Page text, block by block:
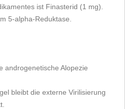
ist Finasterid (1 mg).
5-alpha-Reduktase.
androgenetische Alopezie
bleibt die externe Virilisierung